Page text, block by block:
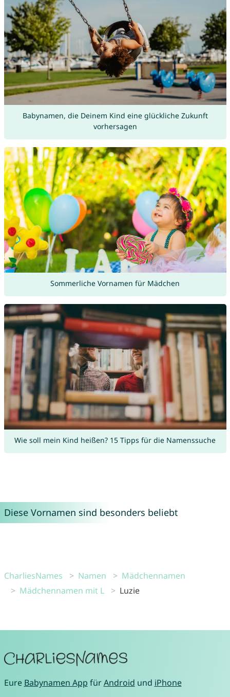
Babynamen, die Deinem Kind eine glückliche Zukunft
vorhersagen
Sommerliche Vornamen für Mädchen
Wie soll mein Kind heißen? 15 Tipps für die Namenssuche
Diese Vornamen sind besonders beliebt
CharliesNames Namen
Mädchennamen
Mädchennamen mit L
Luzie
Eure Babynamen App fürAndroid und iPhone